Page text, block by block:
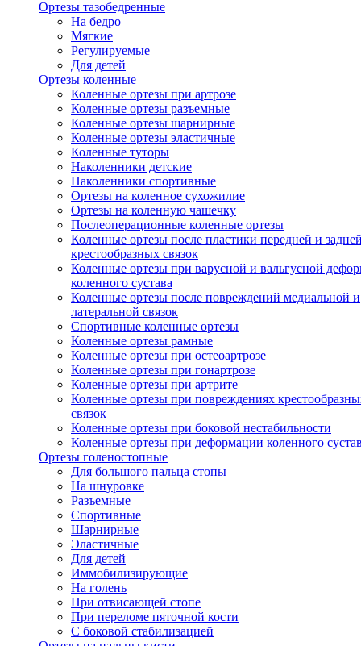
Ортезы тазобедренные
На бедро
Мягкие
Регулируемые
Для детей
Ортезы коленные
Коленные ортезы при артрозе
Коленные ортезы разъемные
Коленные ортезы шарнирные
Коленные ортезы эластичные
Коленные туторы
Наколенники детские
Наколенники спортивные
Ортезы на коленное сухожилие
Ортезы на коленную чашечку
Послеоперационные коленные ортезы
Коленные ортезы после пластики передней и
крестообразных связок
Коленные ортезы при варусной и вальгусной
коленного сустава
Коленные ортезы после повреждений медиальной и
латеральной связок
Спортивные коленные ортезы
Коленные ортезы рамные
Коленные ортезы при остеоартрозе
Коленные ортезы при гонартрозе
Коленные ортезы при артрите
Коленные ортезы при повреждениях
связок
Коленные ортезы при боковой нестабильности
Коленные ортезы при деформации коленного
Ортезы голеностопные
Для большого пальца стопы
На шнуровке
Разъемные
Спортивные
Шарнирные
Эластичные
Для детей
Иммобилизирующие
На голень
При отвисающей стопе
При переломе пяточной кости
С боковой стабилизацией